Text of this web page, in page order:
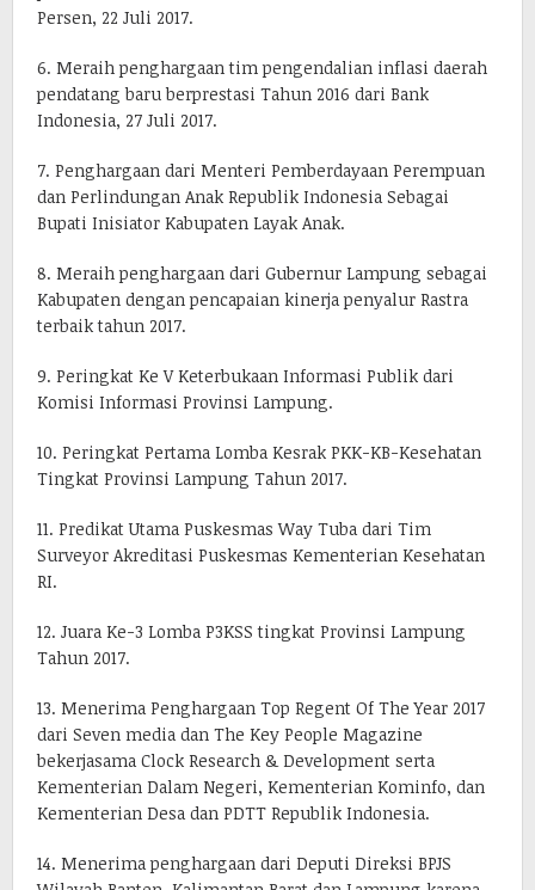
Persen, 22 Juli 2017.
6. Meraih penghargaan tim pengendalian inflasi daerah
pendatang baru berprestasi Tahun 2016 dari Bank
Indonesia, 27 Juli 2017.
7. Penghargaan dari Menteri Pemberdayaan Perempuan
dan Perlindungan Anak Republik Indonesia Sebagai
Bupati Inisiator Kabupaten Layak Anak.
8. Meraih penghargaan dari Gubernur Lampung sebagai
Kabupaten dengan pencapaian kinerja penyalur Rastra
terbaik tahun 2017.
9. Peringkat Ke V Keterbukaan Informasi Publik dari
Komisi Informasi Provinsi Lampung.
10. Peringkat Pertama Lomba Kesrak PKK-KB-Kesehatan
Tingkat Provinsi Lampung Tahun 2017.
11. Predikat Utama Puskesmas Way Tuba dari Tim
Surveyor Akreditasi Puskesmas Kementerian Kesehatan
RI.
12. Juara Ke-3 Lomba P3KSS tingkat Provinsi Lampung
Tahun 2017.
13. Menerima Penghargaan Top Regent Of The Year 2017
dari Seven media dan The Key People Magazine
bekerjasama Clock Research & Development serta
Kementerian Dalam Negeri, Kementerian Kominfo, dan
Kementerian Desa dan PDTT Republik Indonesia.
14. Menerima penghargaan dari Deputi Direksi BPJS